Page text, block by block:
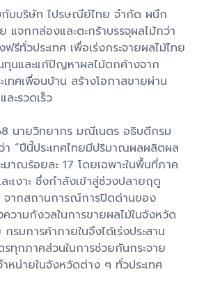
กับบริษัท ไปรษณีย์ไทย จำกัด ผนึก
แจกกล่องและตะกร้าบรรจุผลไม้กว่า
ทั่วประเทศ เพื่อเร่งกระจายผลไม้ไทย
นและแก้ปัญหาผลไม้ตกค้างจาก
ทศเพื่อนบ้าน สร้างโอกาสขายผ่าน
ะรวดเร็ว
นายวิทยากร มณีเนตร อธิบดีกรม
า “ปีนี้ประเทศไทยมีปริมาณผลผลิตผล
าณร้อยละ 17 โดยเฉพาะในพื้นที่ภาค
เงาะ ซึ่งกำลังเข้าสู่ช่วงปลายฤดู
จากสถานการณ์การปิดด่านของ
ความกังวลในการขายผลไม้ในจังหวัด
รมการค้าภายในจึงได้เร่งประสาน
ทุกภาคส่วนในการช่วยกันกระจาย
หน่ายในจังหวัดต่าง ๆ ทั่วประเทศ